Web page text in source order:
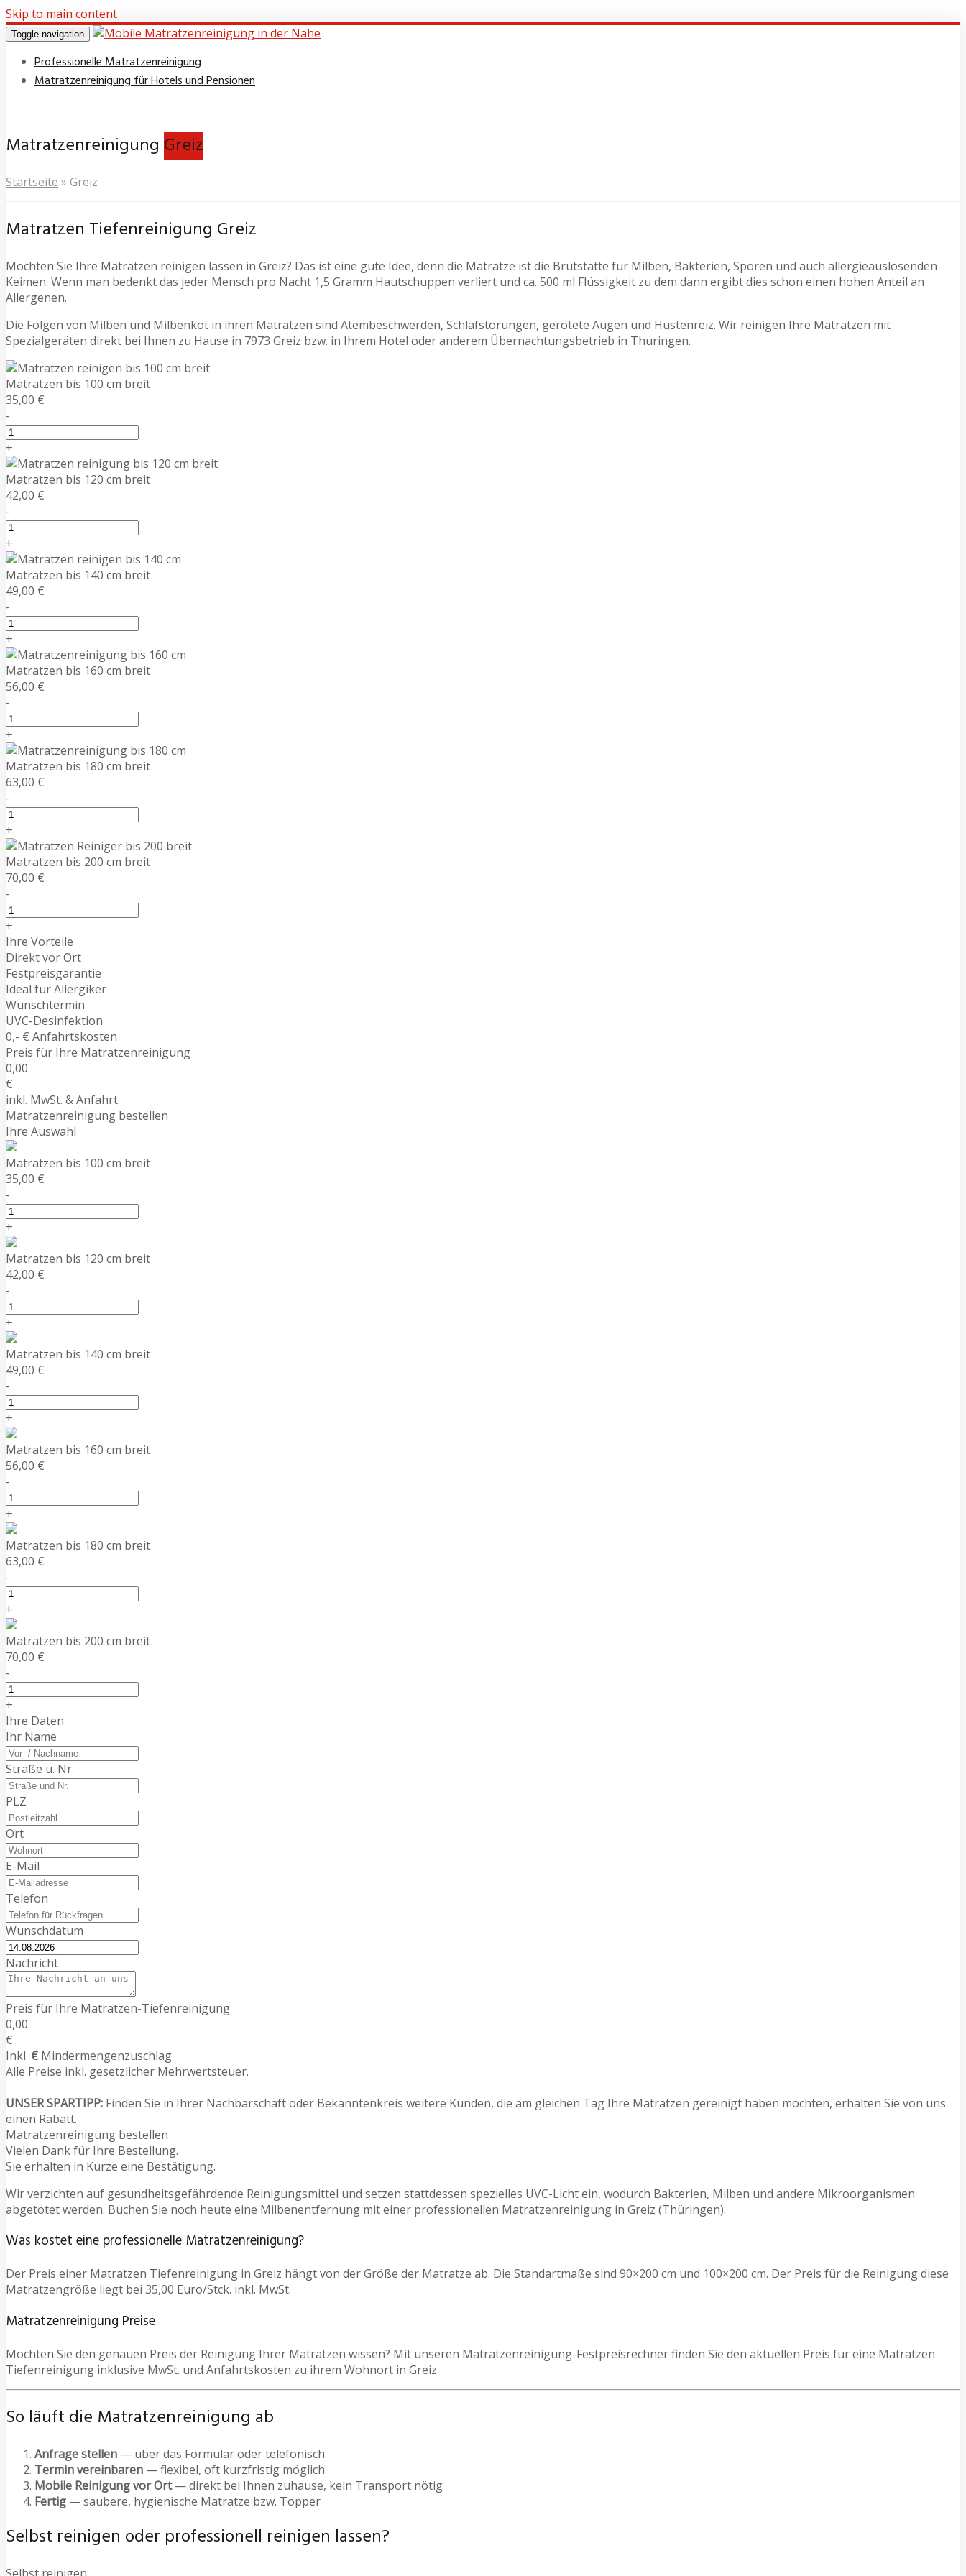
Skip to main content
Toggle navigation
Professionelle Matratzenreinigung
Matratzenreinigung für Hotels und Pensionen
Matratzenreinigung Greiz
Startseite » Greiz
Matratzen Tiefenreinigung Greiz
Möchten Sie Ihre Matratzen reinigen lassen in Greiz? Das ist eine gute Idee, denn die Matratze ist die Brutstätte für Milben, Bakterien, Sporen und auch allergieauslösenden
Keimen. Wenn man bedenkt das jeder Mensch pro Nacht 1,5 Gramm Hautschuppen verliert und ca. 500 ml Flüssigkeit zu dem dann ergibt dies schon einen hohen Anteil an
Allergenen.
Die Folgen von Milben und Milbenkot in ihren Matratzen sind Atembeschwerden, Schlafstörungen, gerötete Augen und Hustenreiz. Wir reinigen Ihre Matratzen mit
Spezialgeräten direkt bei Ihnen zu Hause in 7973 Greiz bzw. in Ihrem Hotel oder anderem Übernachtungsbetrieb in Thüringen.
Matratzen bis 100 cm breit
35,00 €
-
+
Matratzen bis 120 cm breit
42,00 €
-
+
Matratzen bis 140 cm breit
49,00 €
-
+
Matratzen bis 160 cm breit
56,00 €
-
+
Matratzen bis 180 cm breit
63,00 €
-
+
Matratzen bis 200 cm breit
70,00 €
-
+
Ihre Vorteile
Direkt vor Ort
Festpreisgarantie
Ideal für Allergiker
Wunschtermin
UVC-Desinfektion
0,- € Anfahrtskosten
Preis für Ihre Matratzenreinigung
0,00
€
inkl. MwSt. & Anfahrt
Matratzenreinigung bestellen
Ihre Auswahl
Matratzen bis 100 cm breit
35,00 €
-
+
Matratzen bis 120 cm breit
42,00 €
-
+
Matratzen bis 140 cm breit
49,00 €
-
+
Matratzen bis 160 cm breit
56,00 €
-
+
Matratzen bis 180 cm breit
63,00 €
-
+
Matratzen bis 200 cm breit
70,00 €
-
+
Ihre Daten
Ihr Name
Straße u. Nr.
PLZ
Ort
E-Mail
Telefon
Wunschdatum
Nachricht
Preis für Ihre Matratzen-Tiefenreinigung
0,00
€
Inkl. € Mindermengenzuschlag
Alle Preise inkl. gesetzlicher Mehrwertsteuer.
UNSER SPARTIPP: Finden Sie in Ihrer Nachbarschaft oder Bekanntenkreis weitere Kunden, die am gleichen Tag Ihre Matratzen gereinigt haben möchten, erhalten Sie von uns
einen Rabatt.
Matratzenreinigung bestellen
Vielen Dank für Ihre Bestellung.
Sie erhalten in Kürze eine Bestätigung.
Wir verzichten auf gesundheitsgefährdende Reinigungsmittel und setzen stattdessen spezielles UVC-Licht ein, wodurch Bakterien, Milben und andere Mikroorganismen
abgetötet werden. Buchen Sie noch heute eine Milbenentfernung mit einer professionellen Matratzenreinigung in Greiz (Thüringen).
Was kostet eine professionelle Matratzenreinigung?
Der Preis einer Matratzen Tiefenreinigung in Greiz hängt von der Größe der Matratze ab. Die Standartmaße sind 90×200 cm und 100×200 cm. Der Preis für die Reinigung diese
Matratzengröße liegt bei 35,00 Euro/Stck. inkl. MwSt.
Matratzenreinigung Preise
Möchten Sie den genauen Preis der Reinigung Ihrer Matratzen wissen? Mit unseren Matratzenreinigung-Festpreisrechner finden Sie den aktuellen Preis für eine Matratzen
Tiefenreinigung inklusive MwSt. und Anfahrtskosten zu ihrem Wohnort in Greiz.
So läuft die Matratzenreinigung ab
Anfrage stellen — über das Formular oder telefonisch
Termin vereinbaren — flexibel, oft kurzfristig möglich
Mobile Reinigung vor Ort— direkt bei Ihnen zuhause, kein Transport nötig
Fertig — saubere, hygienische Matratze bzw. Topper
Selbst reinigen oder professionell reinigen lassen?